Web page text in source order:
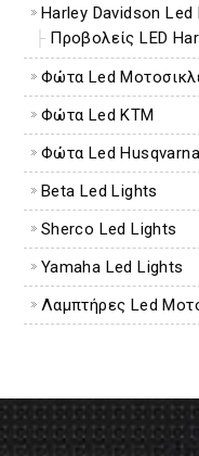
Harley Davidson Led
Προβολείς LED
Φώτα Led
Φώτα Led KTM
Φώτα Led Husqvarna
Beta Led Lights
Sherco Led Lights
Yamaha Led Lights
Λαμπτήρες Led